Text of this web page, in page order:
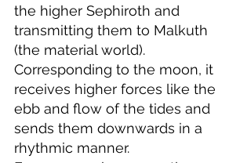
the higher Sephiroth and
transmitting them to Malkuth
(the material world).
Corresponding to the moon, it
receives higher forces like the
ebb and flow of the tides and
sends them downwards in a
rhythmic manner.